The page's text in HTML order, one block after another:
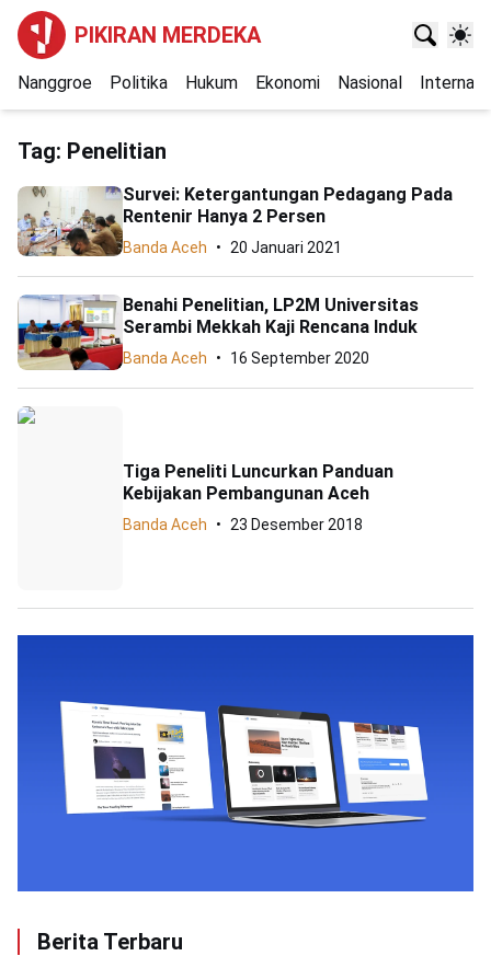
PIKIRAN MERDEKA
Nanggroe Politika Hukum Ekonomi Nasional
Tag: Penelitian
Survei: Ketergantungan Pedagang Pada
Rentenir Hanya 2 Persen
Banda Aceh 20 Januari 2021
Benahi Penelitian, LP2M Universitas
Serambi Mekkah Kaji Rencana Induk
Banda Aceh 16 September 2020
Tiga Peneliti Luncurkan Panduan
Kebijakan Pembangunan Aceh
Banda Aceh 23 Desember 2018
Berita Terbaru